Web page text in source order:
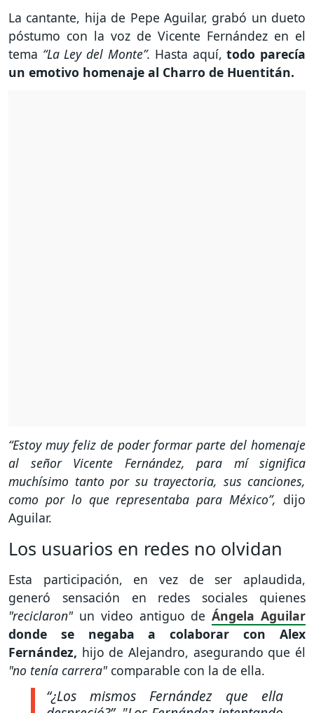
La cantante, hija de Pepe Aguilar, grabó un dueto
póstumo con la voz de Vicente Fernández en el
tema “La Ley del Monte”. Hasta aquí,todo parecía
un emotivo homenaje al Charro de Huentitán.
“Estoy muy feliz de poder formar parte del homenaje
al señor Vicente Fernández, para mí significa
muchísimo tanto por su trayectoria, sus canciones,
como por lo que representaba para México”, dijo
Aguilar.
Los usuarios en redes no olvidan
Esta participación, en vez de ser aplaudida,
generó sensación en redes sociales quienes
"reciclaron" un video antiguo de Ángela Aguilar
donde se negaba a colaborar con Alex
Fernández, hijo de Alejandro, asegurando que él
"no tenía carrera"comparable con la de ella.
“¿Los mismos Fernández que ella